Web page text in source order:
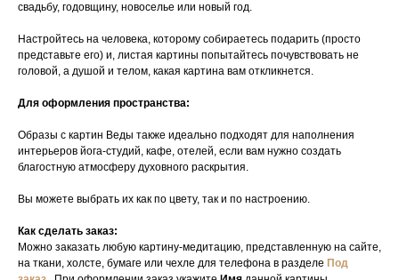
свадьбу, годовщину, новоселье или новый год.
Настройтесь на человека, которому собираетесь подарить (просто
представьте его) и, листая картины попытайтесь почувствовать не
головой, а душой и телом, какая картина вам откликнется.
Для оформления пространства:
Образы с картин Веды также идеально подходят для наполнения
интерьеров йога-студий, кафе, отелей, если вам нужно создать
благостную атмосферу духовного раскрытия.
Вы можете выбрать их как по цвету, так и по настроению.
Как сделать заказ:
Можно заказать любую картину-медитацию, представленную на сайте,
на ткани, холсте, бумаге или чехле для телефона в разделе Под